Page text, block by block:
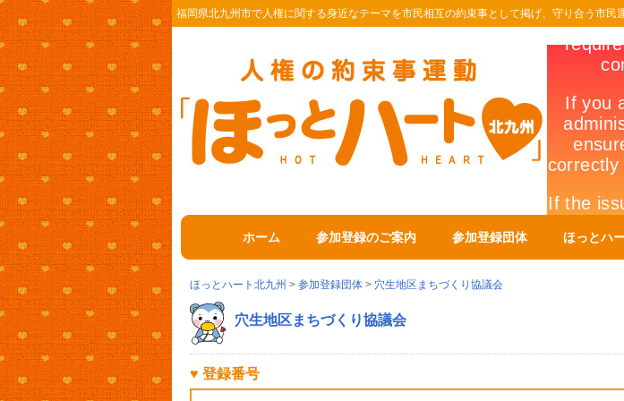
福岡県北九州市で人権に関する身近なテーマを市民相互の約束事として掲げ、守り合う市民
ホーム 参加登録のご案内 参加登録団体 ほっとハ
ほっとハート北九州 > 参加登録団体 > 穴生地区まちづくり協議会
穴生地区まちづくり協議会
♥ 登録番号